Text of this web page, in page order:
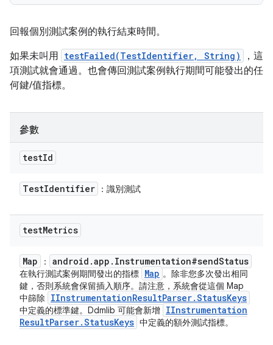
回報個別測試案例的執行結束時間。
如果未叫用 testFailed(TestIdentifier, String)
，這
項測試就會通過。也會傳回測試案例執行期間可能發出的任
何鍵/值指標。
參數
testId
TestIdentifier ：識別測試
testMetrics
Map ： android .app . Instrumentation#sendStatus
在執行測試案例期間發出的指標 Map 。除非您多次發出相同
鍵，否則系統會保留插入順序。請注意，系統會從這個 Map
中篩除
IInstrumentationResultParser.StatusKeys
中定義的標準鍵。Ddmlib 可能會新增 IInstrumentation
ResultParser.StatusKeys 中定義的額外測試指標。